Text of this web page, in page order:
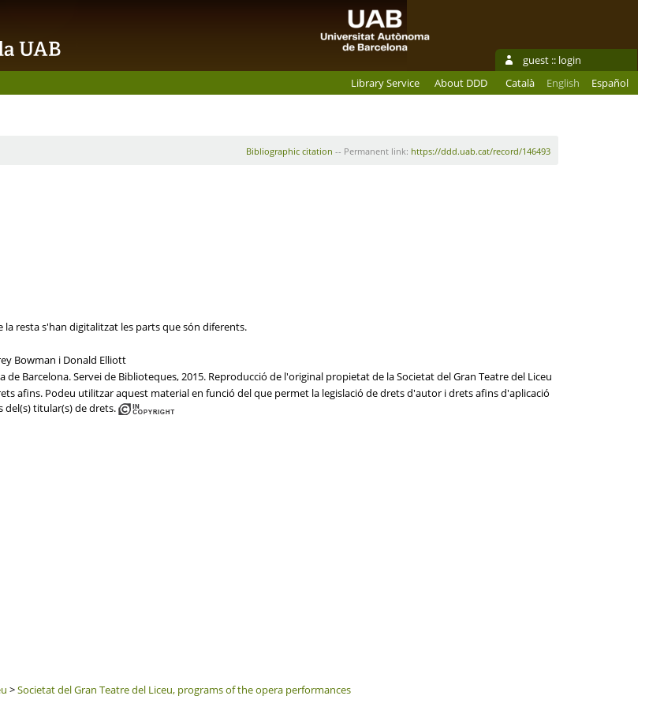
guest :: login
Library Service About DDD Català English Español
Bibliographic citation -- Permanent link: https://ddd.uab.cat/record/146493
resta s'han digitalitzat les parts que són diferents.
Bowman i Donald Elliott
Barcelona. Servei de Biblioteques, 2015. Reproducció de l'original propietat de la Societat del Gran Teatre del Liceu
afins. Podeu utilitzar aquest material en funció del que permet la legislació de drets d'autor i drets afins d'aplicació
del(s) titular(s) de drets.
>Societat del Gran Teatre del Liceu, programs of the opera performances